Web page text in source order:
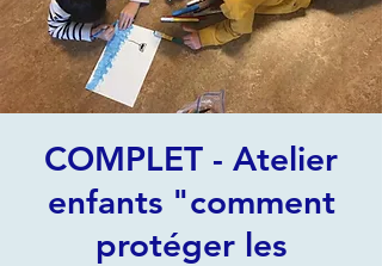
COMPLET - Atelier
enfants "comment
protéger les